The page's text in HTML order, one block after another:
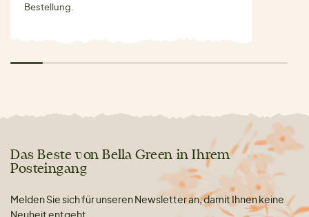
Bestellung.
Das Beste von Bella Green in Ihrem
Posteingang
Melden Sie sich für unseren Newsletter an, damit Ihnen keine
Neuheit entgeht